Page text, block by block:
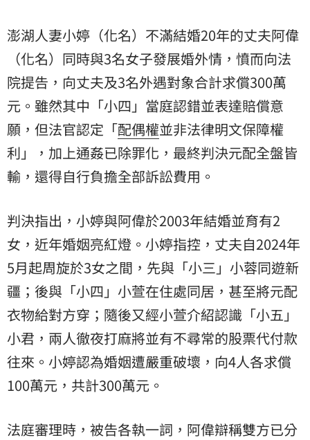
澎湖人妻小婷（化名）不滿結婚20年的丈夫阿偉
（化名）同時與3名女子發展婚外情，憤而向法
院提告，向丈夫及3名外遇對象合計求償300萬
元。雖然其中「小四」當庭認錯並表達賠償意
願，但法官認定「配偶權並非法律明文保障權
利」，加上通姦已除罪化，最終判決元配全盤皆
輸，還得自行負擔全部訴訟費用。
判決指出，小婷與阿偉於2003年結婚並育有2
女，近年婚姻亮紅燈。小婷指控，丈夫自2024年
5月起周旋於3女之間，先與「小三」小蓉同遊新
疆；後與「小四」小萱在住處同居，甚至將元配
衣物給對方穿；隨後又經小萱介紹認識「小五」
小君，兩人徹夜打麻將並有不尋常的股票代付款
往來。小婷認為婚姻遭嚴重破壞，向4人各求償
100萬元，共計300萬元。
法庭審理時，被告各執一詞，阿偉辯稱雙方已分